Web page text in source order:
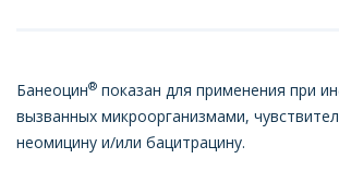
Банеоцин® показан для применения при
вызванных микроорганизмами,
неомицину и/или бацитрацину.